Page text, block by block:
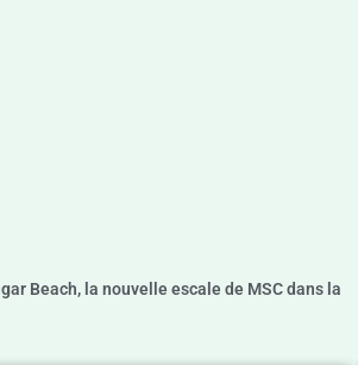
Beach, la nouvelle escale de MSC dans la